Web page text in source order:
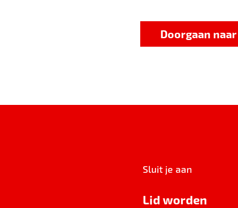
Doorgaan
Sluit je aan
Lid worden